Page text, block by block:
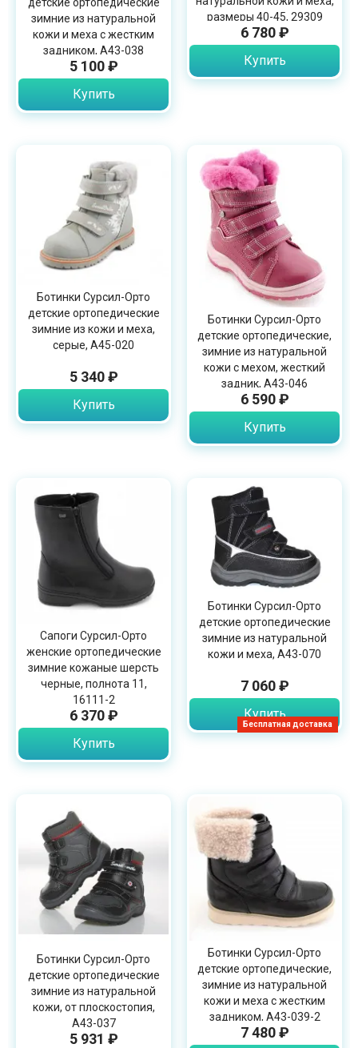
детские ортопедические
зимние из натуральной
кожи и меха с жестким
задником, А43-038
5 100 ₽
Купить
размеры 40-45, 29309
6 780 ₽
Купить
Ботинки Сурсил-Орто
детские ортопедические
зимние из кожи и меха,
серые, A45-020
5 340 ₽
Купить
Ботинки Сурсил-Орто
детские ортопедические,
зимние из натуральной
кожи с мехом, жесткий
задник, А43-046
6 590 ₽
Купить
Сапоги Сурсил-Орто
женские ортопедические
зимние кожаные шерсть
черные, полнота 11,
16111-2
6 370 ₽
Купить
Бесплатная доставка
Ботинки Сурсил-Орто
детские ортопедические
зимние из натуральной
кожи и меха, А43-070
7 060 ₽
Купить
Ботинки Сурсил-Орто
детские ортопедические
зимние из натуральной
кожи, от плоскостопия,
А43-037
5 931 ₽
Ботинки Сурсил-Орто
детские ортопедические,
зимние из натуральной
кожи и меха с жестким
задником, А43-039-2
7 480 ₽